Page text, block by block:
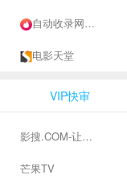
自动收录网 - 自动秒收录-网站收录-收录网站-网址收录-秒收录
电影天堂
VIP快审
影搜.COM-让影视搜索变得简单
芒果TV